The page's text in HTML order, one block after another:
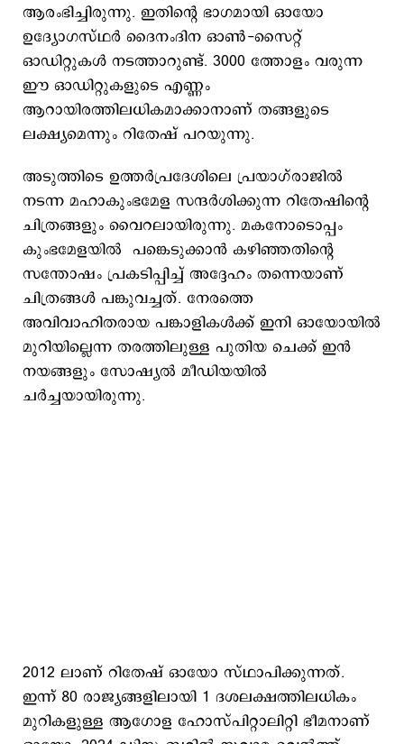
ആരംഭിച്ചിരുന്നു. ഇതിന്‍റെ ഭാഗമായി ഓയോ
ഉദ്യോഗസ്ഥര്‍ ദൈനംദിന ഓൺ-സൈറ്റ്
ഓഡിറ്റുകൾ നടത്താറുണ്ട്. 3000 ത്തോളം വരുന്ന
ഈ ഓ‍ഡിറ്റുകളുടെ എണ്ണം
ആറായിരത്തിലധികമാക്കാനാണ് തങ്ങളുടെ
ലക്ഷ്യമെന്നും റിതേഷ് പറയുന്നു.
അടുത്തിടെ ഉത്തർപ്രദേശിലെ പ്രയാഗ്‌രാജിൽ
നടന്ന മഹാകുംഭമേള സന്ദർശിക്കുന്ന റിതേഷിന്‍റെ
ചിത്രങ്ങളും വൈറലായിരുന്നു. മകനോടൊപ്പം
കുംഭമേളയില്‍ പങ്കെടുക്കാന്‍ കഴിഞ്ഞതിന്‍റെ
സന്തോഷം പ്രകടിപ്പിച്ച് അദ്ദേഹം തന്നെയാണ്
ചിത്രങ്ങള്‍ പങ്കുവച്ചത്. നേരത്തെ
അവിവാഹിതരായ പങ്കാളികൾക്ക് ഇനി ഓയോയില്‍
മുറിയില്ലെന്ന തരത്തിലുള്ള പുതിയ ചെക്ക് ഇന്‍
നയങ്ങളും സോഷ്യല്‍ മീഡിയയില്‍
ചര്‍ച്ചയായിരുന്നു.
2012 ലാണ് റിതേഷ് ഓയോ സ്ഥാപിക്കുന്നത്.
ഇന്ന് 80 രാജ്യങ്ങളിലായി 1 ദശലക്ഷത്തിലധികം
മുറികളുള്ള ആഗോള ഹോസ്പിറ്റാലിറ്റി ഭീമനാണ്